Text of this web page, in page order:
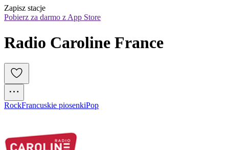
Zapisz stacje
Pobierz za darmo z App Store
Radio Caroline France
RockFrancuskie piosenkiPop